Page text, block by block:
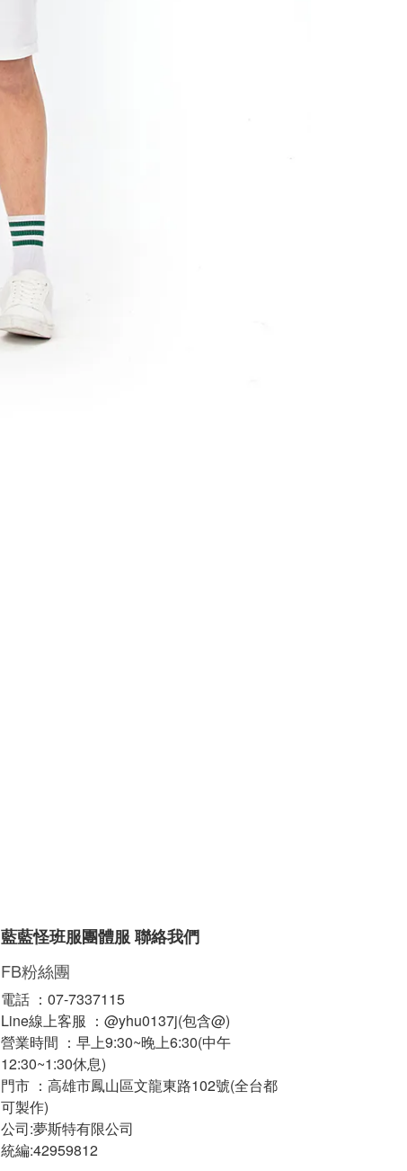
藍藍怪班服團體服 聯絡我們
FB粉絲團
電話 ：07-7337115
Line線上客服 ：@yhu0137j(包含@)
營業時間 ：早上9:30~晚上6:30(中午
12:30~1:30休息)
門市 ：高雄市鳳山區文龍東路102號(全台都
可製作)
公司:夢斯特有限公司
統編:42959812